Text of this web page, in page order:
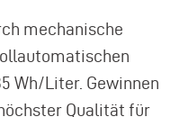
mechanische
Wh/Liter. Gewinnen
Qualität für